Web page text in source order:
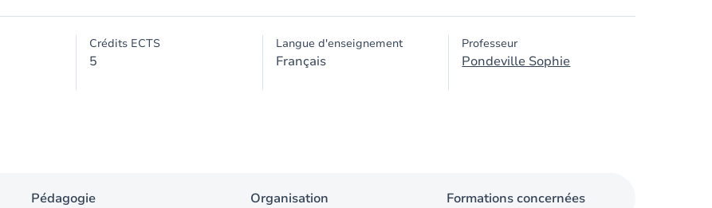
Crédits ECTS
5
Langue d'enseignement
Français
Professeur
Pondeville Sophie
Pédagogie Organisation Formations concernées